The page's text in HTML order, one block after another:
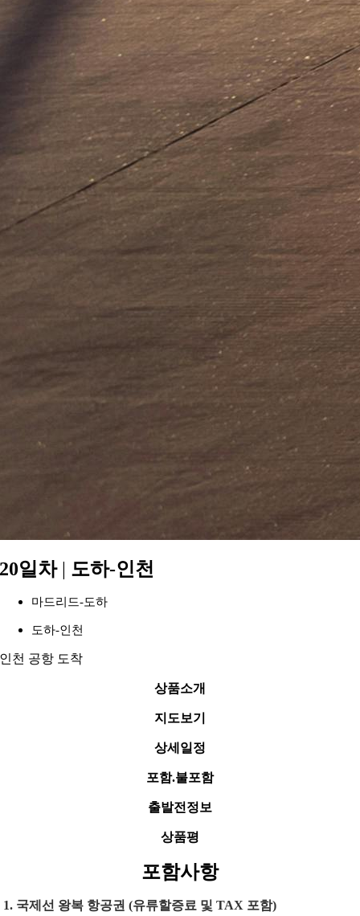
20일차 | 도하-인천
마드리드-도하
도하-인천
인천 공항 도착
상품소개
지도보기
상세일정
포함.불포함
출발전정보
상품평
포함사항
1. 국제선 왕복 항공권 (유류할증료 및 TAX 포함)